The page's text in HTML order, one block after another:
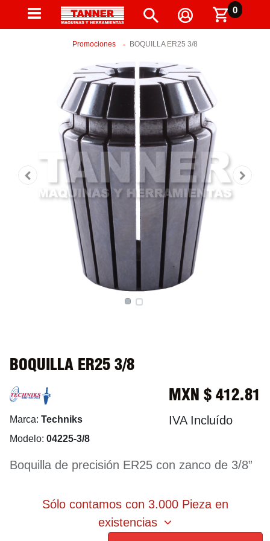
0
Promociones BOQUILLA ER25 3/8
BOQUILLA ER25 3/8
Marca: Techniks
Modelo: 04225-3/8
MXN $ 412.81
IVA Incluído
Boquilla de precisión ER25 con zanco de 3/8”
Sólo contamos con 3.000 Pieza en
existencias